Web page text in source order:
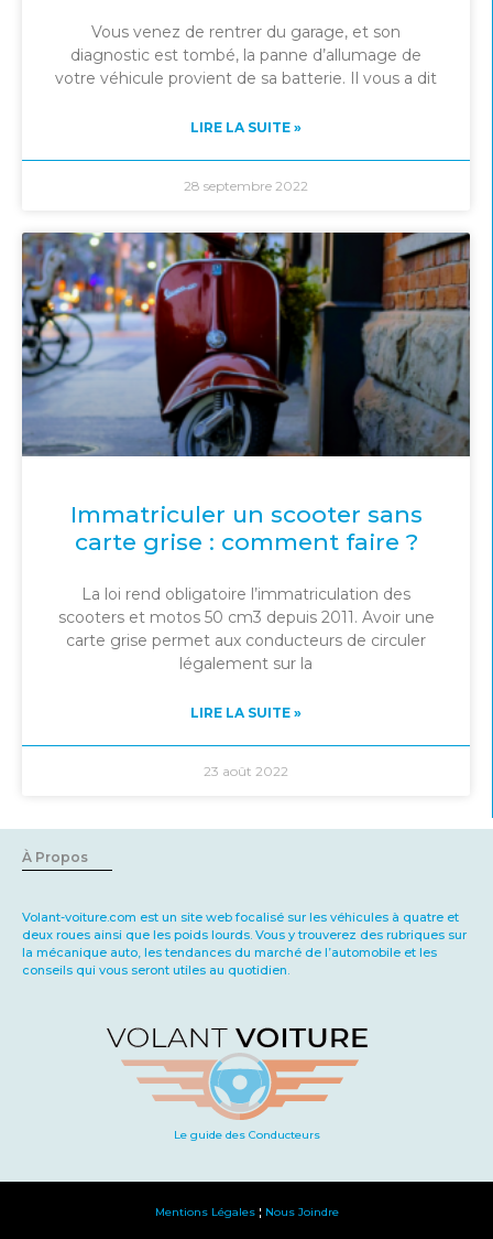
Vous venez de rentrer du garage, et son
diagnostic est tombé, la panne d’allumage de
votre véhicule provient de sa batterie. Il vous a dit
LIRE LA SUITE »
28 septembre 2022
Immatriculer un scooter sans
carte grise : comment faire ?
La loi rend obligatoire l’immatriculation des
scooters et motos 50 cm3 depuis 2011. Avoir une
carte grise permet aux conducteurs de circuler
légalement sur la
LIRE LA SUITE »
23 août 2022
À Propos
Volant-voiture.com est un site web focalisé sur les véhicules à quatre et
deux roues ainsi que les poids lourds. Vous y trouverez des rubriques sur
la mécanique auto, les tendances du marché de l’automobile et les
conseils qui vous seront utiles au quotidien.
Le guide des Conducteurs
Mentions Légales¦ Nous Joindre